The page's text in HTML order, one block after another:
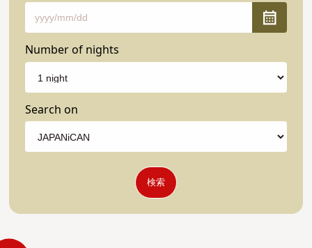
Number of nights
Search on
検索